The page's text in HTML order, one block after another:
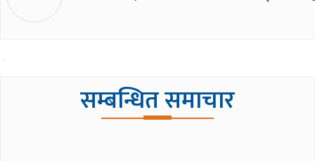
सम्बन्धित समाचार